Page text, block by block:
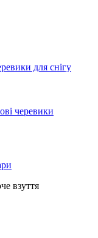
для снігу
черевики
взуття